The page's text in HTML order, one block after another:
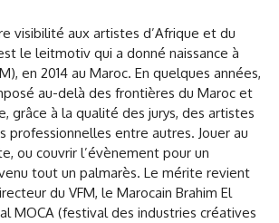
visibilité aux artistes d’Afrique et du
le leitmotiv qui a donné naissance à
en 2014 au Maroc. En quelques années,
au-delà des frontières du Maroc et
grâce à la qualité des jurys, des artistes
professionnelles entre autres. Jouer au
ou couvrir l’évènement pour un
tout un palmarès. Le mérite revient
du VFM, le Marocain Brahim El
MOCA (festival des industries créatives